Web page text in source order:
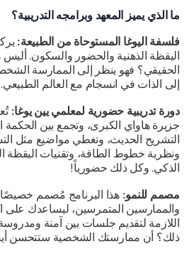
ما الذي يميز المعهد وبرامجه التدريبية؟
فلسفة اليوغا المستوحاة من الطبيعة:يركز
اليقظة الذهنية والحضور والسكون. أليس
الحقيقي؟ فهو ينظر إلى الممارسة
إلى الذات في انسجام مع العالم الطبيعي.
دورة تدريبية حضورية لمعلمي يين يوغا:
جزيرة هاواي الكبرى، وتجمع بين الحكمة
التشريح الحديث، وتغطي مواضيع مثل
ونظرية خطوط الطاقة، وتقنيات اليقظة
الذكي. وكل ذلك حضورياً!
مصمم للنمو:هذا البرنامج مُصمم خصيصًا
والممارسين المتمرسين، ليساعدك على
اللازمة لتقديم جلسات يين آمنة
ذلك؟ أن ممارستك الشخصية ستتحسن